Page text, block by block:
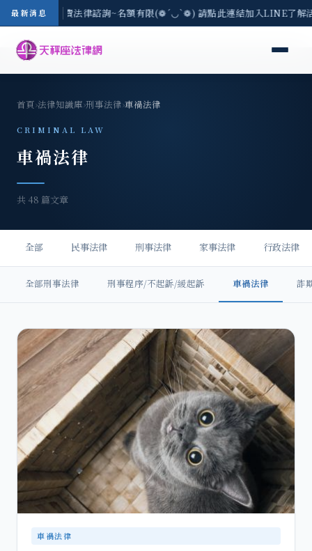
最新消息
) 現場免費法律諮詢~名額有限(❁´◡`❁) 請點此連結加入LINE了解活
首頁›法律知識庫›刑事法律›車禍法律
CRIMINAL LAW
車禍法律
共 48 篇文章
全部 民事法律 刑事法律 家事法律 行政法律
全部刑事法律 刑事程序/不起訴/緩起訴 車禍法律 詐
車禍法律